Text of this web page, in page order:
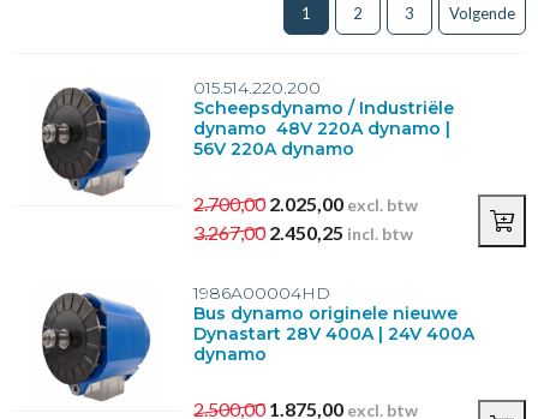
55A(2)
70A(1)
80A(1)
100A (3)
110A(7)
14V(2)
28V(22)
48V
(2)
1 2 3 Volgende
015.514.220.200
Scheepsdynamo / Industriële
dynamo 48V 220A dynamo |
56V 220A dynamo
2.700,002.025,00 excl. btw
3.267,002.450,25 incl. btw
1986A00004HD
Bus dynamo originele nieuwe
Dynastart 28V 400A | 24V 400A
dynamo
2.500,001.875,00 excl. btw